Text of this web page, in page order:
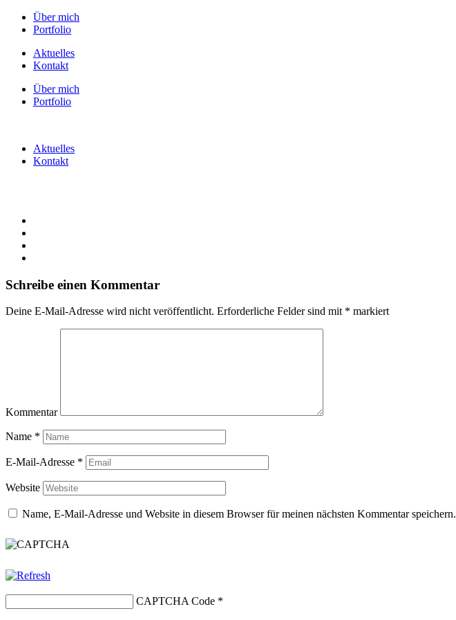
Über mich
Portfolio
Aktuelles
Kontakt
Über mich
Portfolio
Aktuelles
Kontakt
Schreibe einen Kommentar
Deine E-Mail-Adresse wird nicht veröffentlicht. Erforderliche Felder sind mit * markiert
Kommentar
Name *
E-Mail-Adresse *
Website
Name, E-Mail-Adresse und Website in diesem Browser für meinen nächsten Kommentar speichern.
CAPTCHA Code *